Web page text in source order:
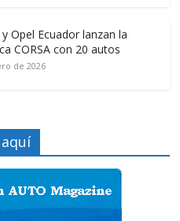
y Opel Ecuador lanzan la
CORSA con 20 autos
de 2026